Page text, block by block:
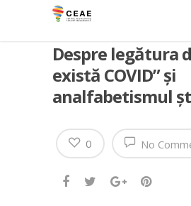
Despre legătura
există COVID” și
analfabetismul
No
0